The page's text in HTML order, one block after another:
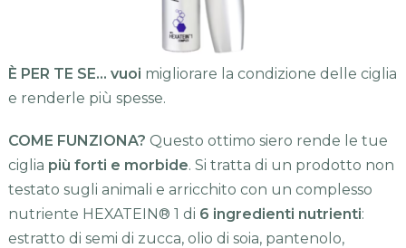
È PER TE SE… vuoi migliorare la condizione delle ciglia
e renderle più spesse.
COME FUNZIONA? Questo ottimo siero rende le tue
ciglia più forti e morbide. Si tratta di un prodotto non
testato sugli animali e arricchito con un complesso
nutriente HEXATEIN® 1 di 6 ingredienti nutrienti:
estratto di semi di zucca, olio di soia, pantenolo,